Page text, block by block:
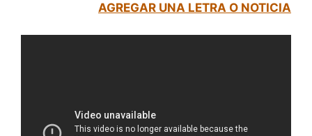
AGREGAR UNA LETRA O NOTICIA